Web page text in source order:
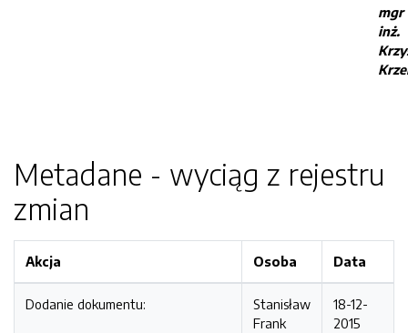
mgr
inż.
Metadane - wyciąg z rejestru
zmian
Akcja Osoba Data
Dodanie dokumentu:
Stanisław
Frank
18-12-
2015